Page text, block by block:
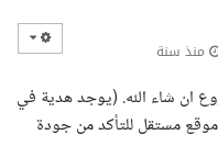
منذ سنة
ان شاء الله. (يوجد هدية في
مستقل للتأكد من جودة